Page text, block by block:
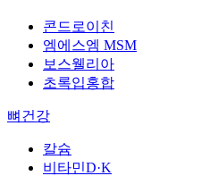
콘드로이친
엠에스엠 MSM
보스웰리아
초록입홍합
뼈건강
칼슘
비타민D·K